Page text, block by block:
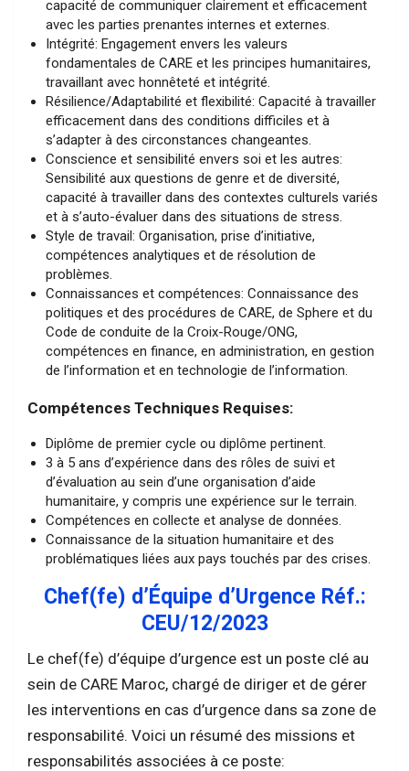
capacité de communiquer clairement et efficacement
avec les parties prenantes internes et externes.
Intégrité: Engagement envers les valeurs
fondamentales de CARE et les principes humanitaires,
travaillant avec honnêteté et intégrité.
Résilience/Adaptabilité et flexibilité: Capacité à travailler
efficacement dans des conditions difficiles et à
s’adapter à des circonstances changeantes.
Conscience et sensibilité envers soi et les autres:
Sensibilité aux questions de genre et de diversité,
capacité à travailler dans des contextes culturels variés
et à s’auto-évaluer dans des situations de stress.
Style de travail: Organisation, prise d’initiative,
compétences analytiques et de résolution de
problèmes.
Connaissances et compétences: Connaissance des
politiques et des procédures de CARE, de Sphere et du
Code de conduite de la Croix-Rouge/ONG,
compétences en finance, en administration, en gestion
de l’information et en technologie de l’information.
Compétences Techniques Requises:
Diplôme de premier cycle ou diplôme pertinent.
3 à 5 ans d’expérience dans des rôles de suivi et
d’évaluation au sein d’une organisation d’aide
humanitaire, y compris une expérience sur le terrain.
Compétences en collecte et analyse de données.
Connaissance de la situation humanitaire et des
problématiques liées aux pays touchés par des crises.
Chef(fe) d’Équipe d’Urgence Réf.:
CEU/12/2023
Le chef(fe) d’équipe d’urgence est un poste clé au
sein de CARE Maroc, chargé de diriger et de gérer
les interventions en cas d’urgence dans sa zone de
responsabilité. Voici un résumé des missions et
responsabilités associées à ce poste: